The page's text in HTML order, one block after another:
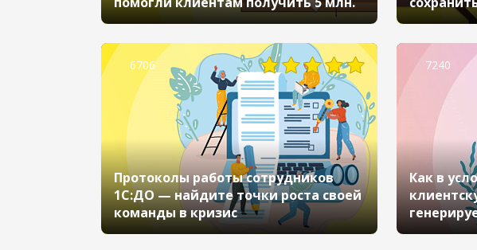
6706
Протоколы работы сотрудников
1С:ДО — найдите точки роста своей
команды в кризис
7240
Как в